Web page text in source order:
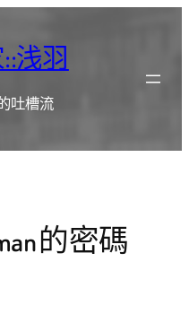
浅羽
吐槽流
的密碼